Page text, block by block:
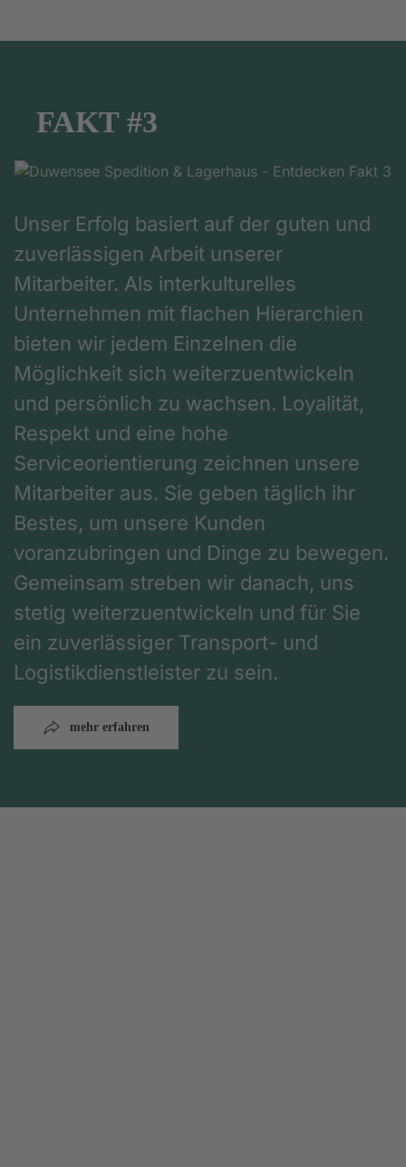
FAKT #3
Unser Erfolg basiert auf der guten und
zuverlässigen Arbeit unserer
Mitarbeiter. Als interkulturelles
Unternehmen mit flachen Hierarchien
bieten wir jedem Einzelnen die
Möglichkeit sich weiterzuentwickeln
und persönlich zu wachsen. Loyalität,
Respekt und eine hohe
Serviceorientierung zeichnen unsere
Mitarbeiter aus. Sie geben täglich ihr
Bestes, um unsere Kunden
voranzubringen und Dinge zu bewegen.
Gemeinsam streben wir danach, uns
stetig weiterzuentwickeln und für Sie
ein zuverlässiger Transport- und
Logistikdienstleister zu sein.
mehr erfahren